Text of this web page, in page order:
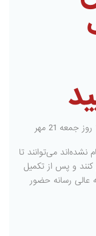
می‌توانند تا
ثبت‌نام کنند و پس از تکمیل
مدرسه عالی رسانه حضور